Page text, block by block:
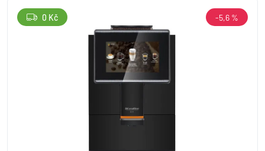
0 Kč -5,6 %